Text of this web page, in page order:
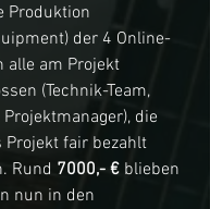
Produktion
der 4 Online-
alle am Projekt
(Technik-Team,
die
fair bezahlt
Rund 7000,- € blieben
nun in den